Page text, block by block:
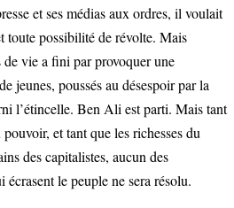
et ses médias aux ordres, il voulait
toute possibilité de révolte. Mais
vie a fini par provoquer une
jeunes, poussés au désespoir par la
l’étincelle. Ben Ali est parti. Mais tant
et tant que les richesses du
des capitalistes, aucun des
le peuple ne sera résolu.